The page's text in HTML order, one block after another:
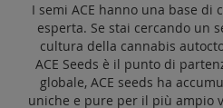
I semi ACE hanno una base di
esperta. Se stai cercando un
cultura della cannabis
ACE Seeds è il punto di
globale, ACE seeds ha
uniche e pure per il più ampio